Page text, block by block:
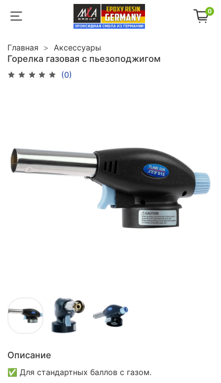
0
Главная Аксессуары
Горелка газовая с пьезоподжигом
(0)
Описание
✅ Для стандартных баллов с газом.